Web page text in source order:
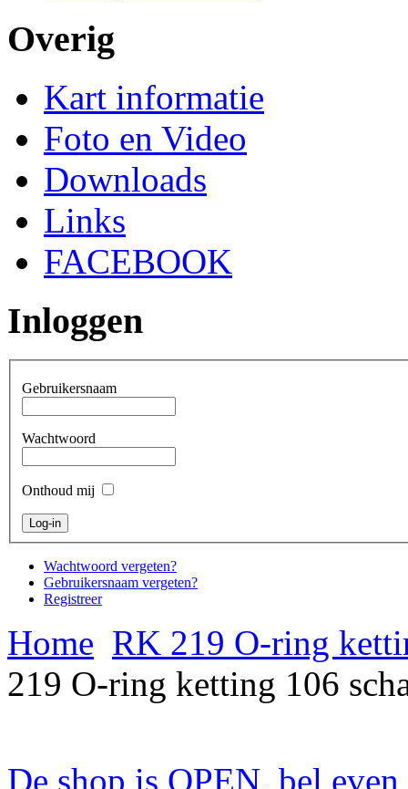
Overig
Kart informatie
Foto en Video
Downloads
Links
FACEBOOK
Inloggen
Gebruikersnaam
Wachtwoord
Onthoud mij
Wachtwoord vergeten?
Gebruikersnaam vergeten?
Registreer
Home RK 219 O-ring
219 O-ring ketting 106
De shop is OPEN, bel